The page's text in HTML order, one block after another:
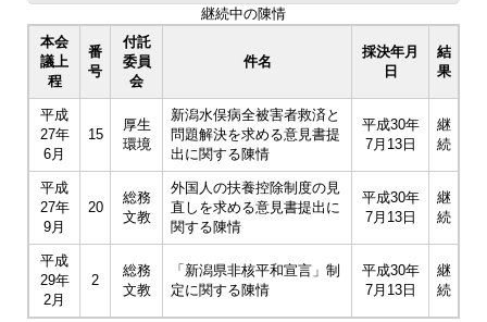
本会
議上
程
番
号
付託
委員
会
件名
採決年月
日
結
果
継続中の陳情
平成
27年
6月
15
厚生
環境
新潟水俣病全被害者救済と
問題解決を求める意見書提
出に関する陳情
平成30年
7月13日
継
続
平成
27年
9月
20
総務
文教
外国人の扶養控除制度の見
直しを求める意見書提出に
関する陳情
平成30年
7月13日
継
続
平成
29年
2月
2
総務
文教
「新潟県非核平和宣言」制
定に関する陳情
平成30年
7月13日
継
続